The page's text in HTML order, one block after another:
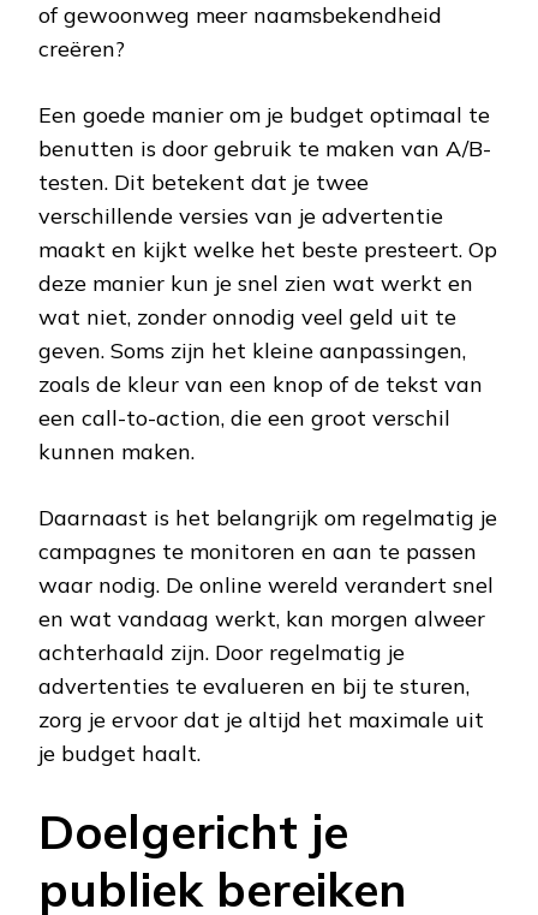
of gewoonweg meer naamsbekendheid
creëren?
Een goede manier om je budget optimaal te
benutten is door gebruik te maken van A/B-
testen. Dit betekent dat je twee
verschillende versies van je advertentie
maakt en kijkt welke het beste presteert. Op
deze manier kun je snel zien wat werkt en
wat niet, zonder onnodig veel geld uit te
geven. Soms zijn het kleine aanpassingen,
zoals de kleur van een knop of de tekst van
een call-to-action, die een groot verschil
kunnen maken.
Daarnaast is het belangrijk om regelmatig je
campagnes te monitoren en aan te passen
waar nodig. De online wereld verandert snel
en wat vandaag werkt, kan morgen alweer
achterhaald zijn. Door regelmatig je
advertenties te evalueren en bij te sturen,
zorg je ervoor dat je altijd het maximale uit
je budget haalt.
Doelgericht je
publiek bereiken